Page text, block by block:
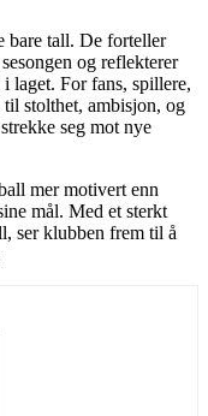
bare tall. De forteller
og reflekterer
laget. For fans, spillere,
stolthet, ambisjon, og
seg mot nye
mer motivert enn
mål. Med et sterkt
ser klubben frem til å